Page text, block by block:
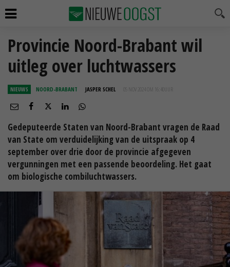
Provincie Noord-Brabant wil
uitleg over luchtwassers
NIEUWS NOORD-BRABANT JASPER SCHEL 05 NOV 2024 OM 16:40
Gedeputeerde Staten van Noord-Brabant vragen de Raad
van State om verduidelijking van de uitspraak op 4
september over drie door de provincie afgegeven
vergunningen met een passende beoordeling. Het gaat
om biologische combiluchtwassers.